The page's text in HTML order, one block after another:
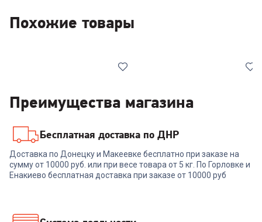
Похожие товары
Плита GEFEST 6300-02 0047
36 599₽
Плита GEFEST ПГ 5300-02
0047
Преимущества магазина
Бесплатная доставка по ДНР
Доставка по Донецку и Макеевке бесплатно при заказе на
сумму от 10000 руб. или при весе товара от 5 кг. По Горловке и
Енакиево бесплатная доставка при заказе от 10000 руб